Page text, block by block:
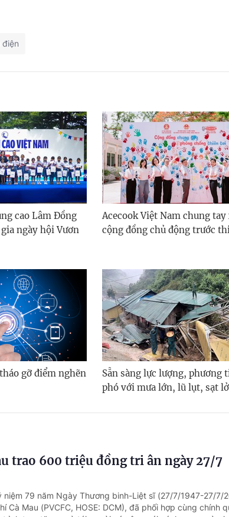
điện
cao Lâm Đồng
ngày hội Vươn
Acecook Việt Nam chung tay
cộng đồng chủ động trước
gỡ điểm nghẽn
Sẵn sàng lực lượng, phương
phó với mưa lớn, lũ lụt, sạt
trao 600 triệu đồng tri ân ngày 27/7
niệm 79 năm Ngày Thương binh-Liệt sĩ (27/7/1947-27/7/
Cà Mau (PVCFC, HOSE: DCM), đã phối hợp cùng chính